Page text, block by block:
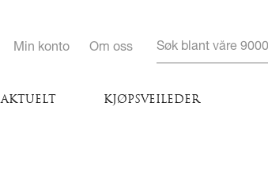
Min konto Om oss
AKTUELT KJØPSVEILEDER